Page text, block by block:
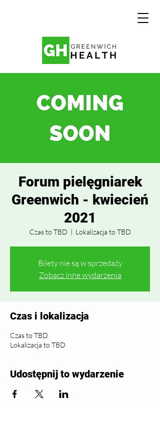
Forum pielęgniarek
Greenwich - kwiecień
2021
Czas to TBD
  |
Lokalizacja to TBD
Bilety nie są w sprzedaży
Zobacz inne wydarzenia
Czas i lokalizacja
Czas to TBD
Lokalizacja to TBD
Udostępnij to wydarzenie